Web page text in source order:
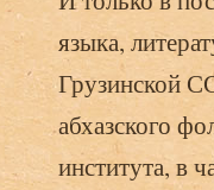
языка,
Грузинской
абхазского
института, в